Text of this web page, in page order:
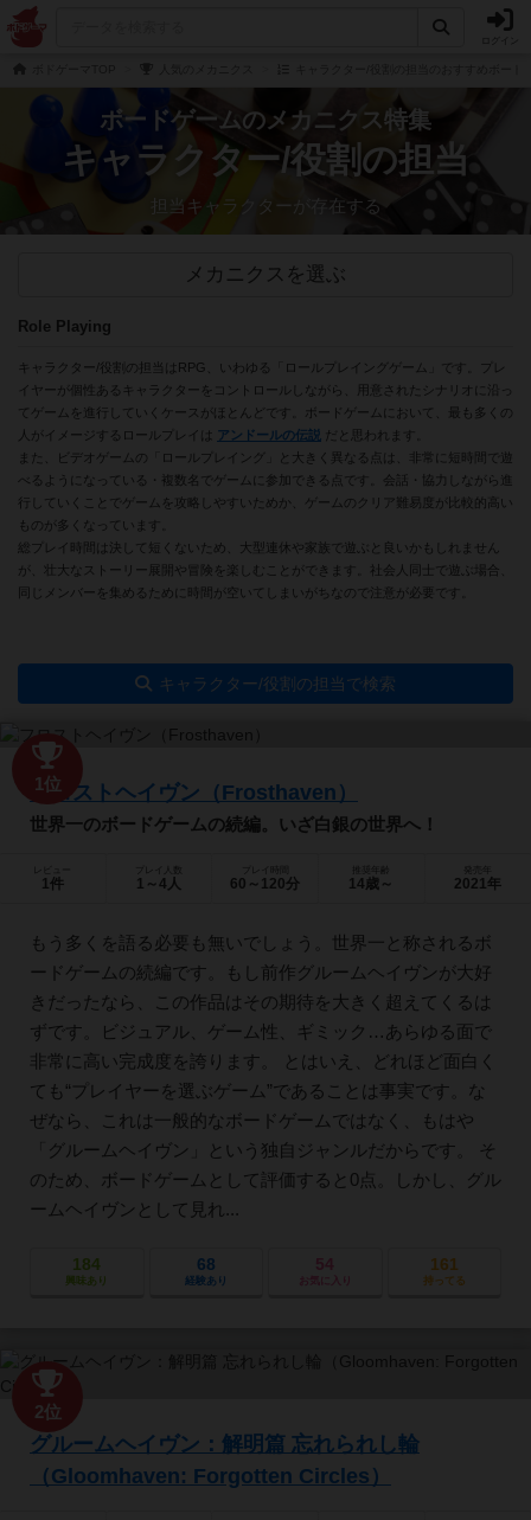
ボードゲームのメカニクス特集
キャラクター/役割の担当
担当キャラクターが存在する
メカニクスを選ぶ
Role Playing
キャラクター/役割の担当はRPG、いわゆる「ロールプレイングゲーム」です。プレ
イヤーが個性あるキャラクターをコントロールしながら、用意されたシナリオに沿っ
てゲームを進行していくケースがほとんどです。ボードゲームにおいて、最も多くの
人がイメージするロールプレイは アンドールの伝説 だと思われます。
また、ビデオゲームの「ロールプレイング」と大きく異なる点は、非常に短時間で遊
べるようになっている・複数名でゲームに参加できる点です。会話・協力しながら進
行していくことでゲームを攻略しやすいためか、ゲームのクリア難易度が比較的高い
ものが多くなっています。
総プレイ時間は決して短くないため、大型連休や家族で遊ぶと良いかもしれません
が、壮大なストーリー展開や冒険を楽しむことができます。社会人同士で遊ぶ場合、
同じメンバーを集めるために時間が空いてしまいがちなので注意が必要です。
キャラクター/役割の担当で検索
1位
フロストヘイヴン（Frosthaven）
世界一のボードゲームの続編。いざ白銀の世界へ！
1件
プレイ人数
1～4人 60～120分 14歳～ 2021年
もう多くを語る必要も無いでしょう。世界一と称されるボ
ードゲームの続編です。もし前作グルームヘイヴンが大好
きだったなら、この作品はその期待を大きく超えてくるは
ずです。ビジュアル、ゲーム性、ギミック…あらゆる面で
非常に高い完成度を誇ります。 とはいえ、どれほど面白く
ても“プレイヤーを選ぶゲーム”であることは事実です。な
ぜなら、これは一般的なボードゲームではなく、もはや
「グルームヘイヴン」という独自ジャンルだからです。 そ
のため、ボードゲームとして評価すると0点。しかし、グル
ームヘイヴンとして見れ...
184
興味あり
68
経験あり
54
お気に入り
161
持ってる
2位
グルームヘイヴン：解明篇 忘れられし輪
（Gloomhaven: Forgotten Circles）